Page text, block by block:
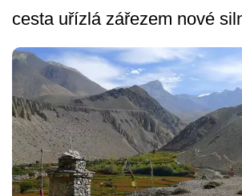
cesta uřízlá zářezem nové